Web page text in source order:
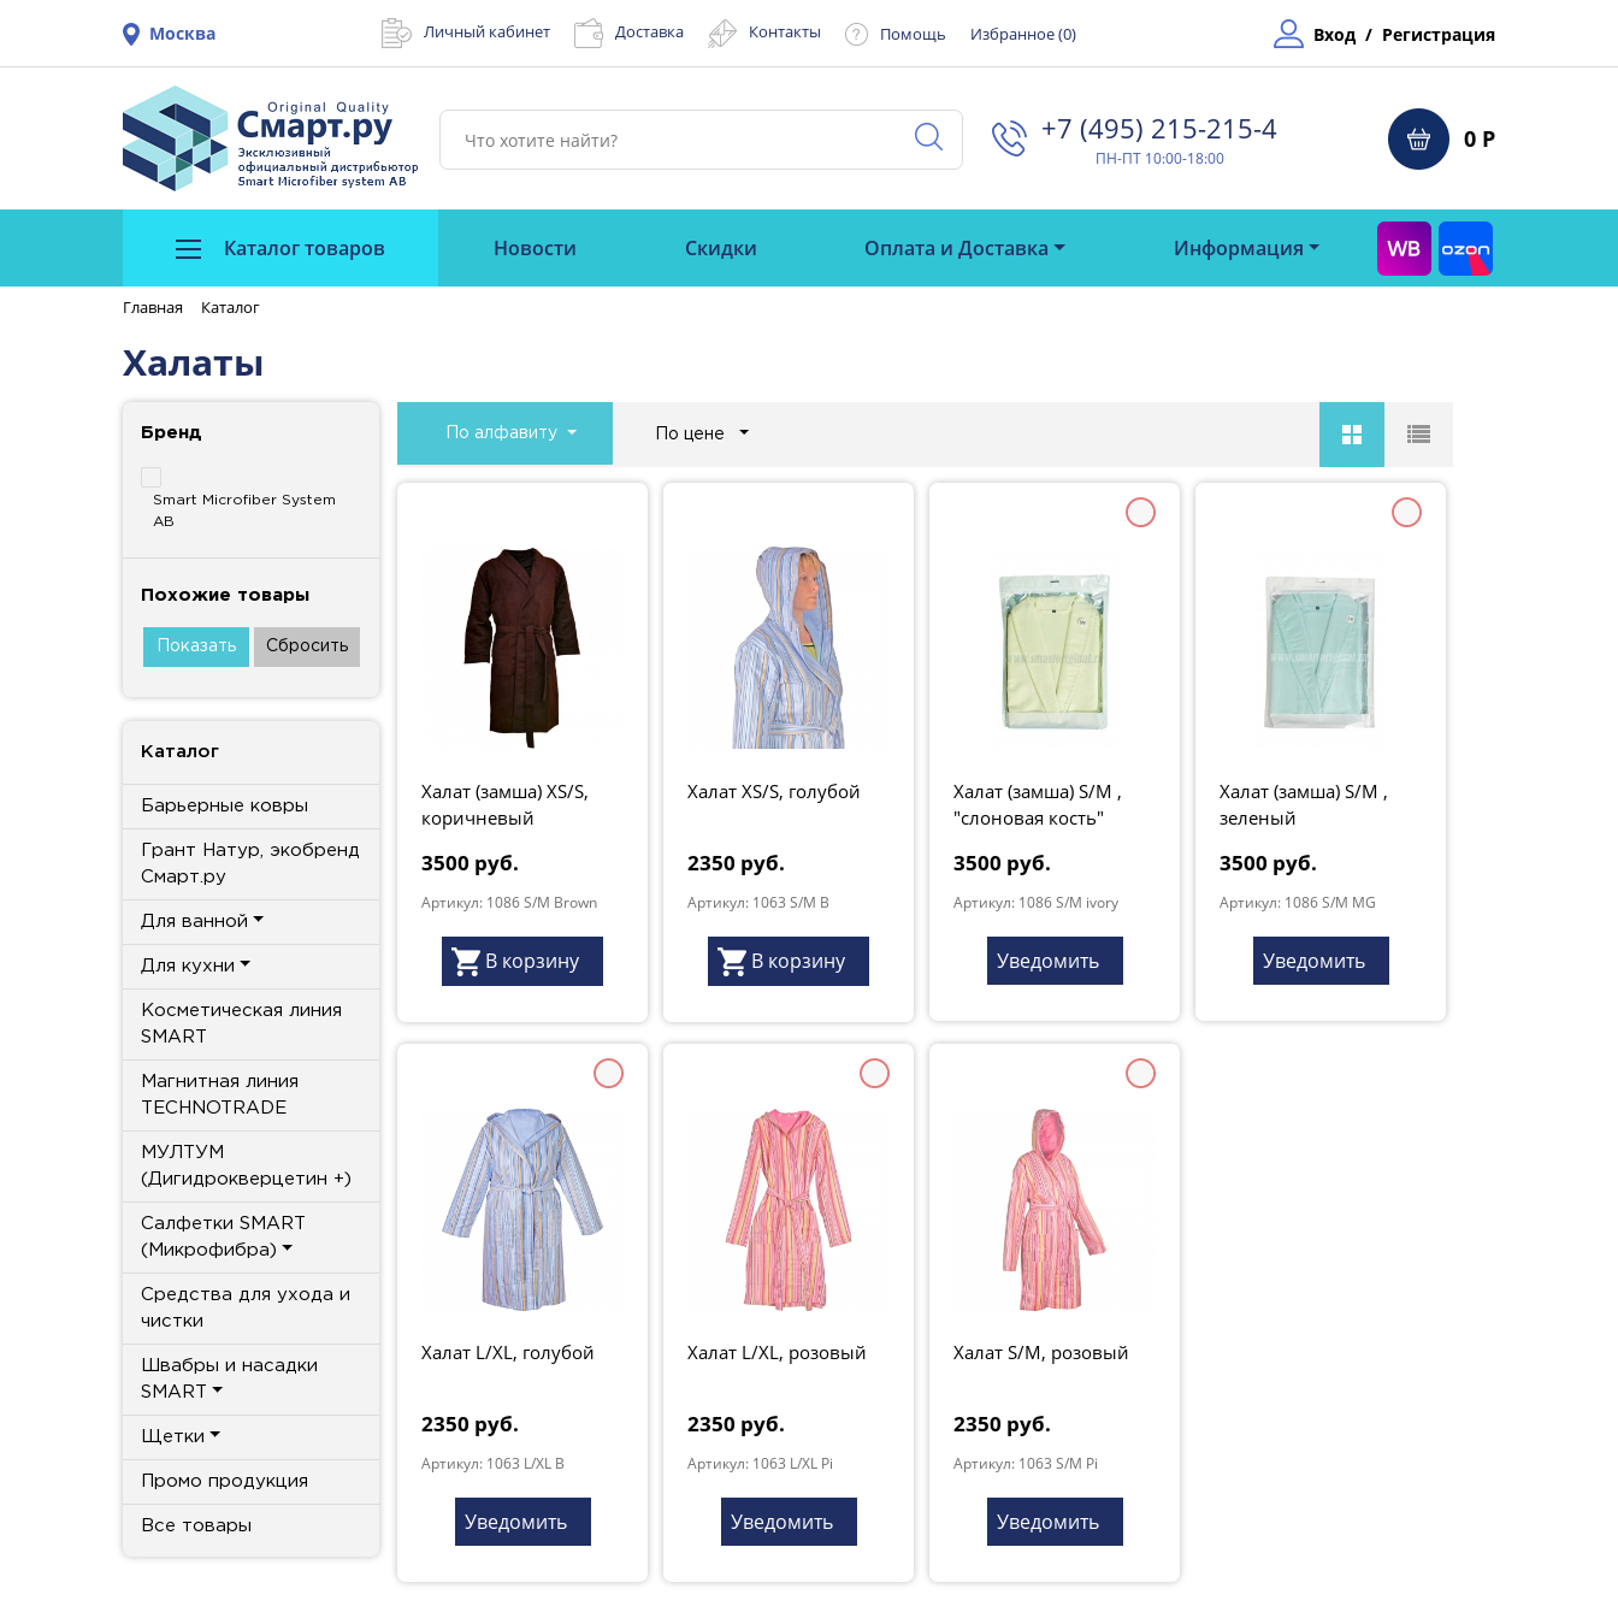
Москва Личный кабинет Доставка Контакты Помощь Избранное (0) Вход / Регистрация
+7 (495) 215-215-4⁠
ПН-ПТ 10:00-18:00
0 Р
Каталог товаров Новости Скидки Оплата и Доставка Информация
Главная Каталог
Халаты
Бренд
Smart Microfiber System
AB
Похожие товары
Каталог
Барьерные ковры
Грант Натур, экобренд
Смарт.ру
Для ванной
Для кухни
Косметическая линия
SMART
Магнитная линия
TECHNOTRADE
МУЛТУМ
(Дигидрокверцетин +)
Салфетки SMART
(Микрофибра)
Средства для ухода и
чистки
Швабры и насадки
SMART
Щетки
Промо продукция
Все товары
По алфавиту По цене
Халат (замша) XS/S,
коричневый
3500 руб.
Артикул: 1086 S/M Brown
В корзину
Халат XS/S, голубой
2350 руб.
Артикул: 1063 S/M B
В корзину
Халат (замша) S/M ,
"слоновая кость"
3500 руб.
Артикул: 1086 S/M ivory
Уведомить
Халат (замша) S/M ,
зеленый
3500 руб.
Артикул: 1086 S/M MG
Уведомить
Халат L/XL, голубой
2350 руб.
Артикул: 1063 L/XL B
Уведомить
Халат L/XL, розовый
2350 руб.
Артикул: 1063 L/XL Pi
Уведомить
Халат S/M, розовый
2350 руб.
Артикул: 1063 S/M Pi
Уведомить